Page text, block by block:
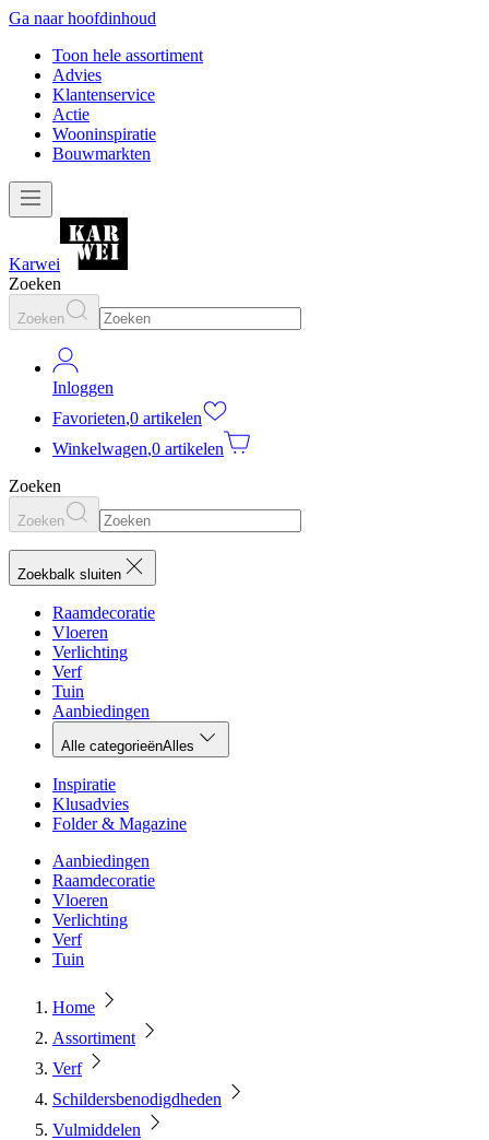
Ga naar hoofdinhoud
Toon hele assortiment
Advies
Klantenservice
Actie
Wooninspiratie
Bouwmarkten
Karwei
Zoeken
Zoeken
Inloggen
Favorieten,0 artikelen
Winkelwagen,0 artikelen
Zoeken
Zoeken
Zoekbalk sluiten
Raamdecoratie
Vloeren
Verlichting
Verf
Tuin
Aanbiedingen
Alle categorieënAlles
Inspiratie
Klusadvies
Folder & Magazine
Aanbiedingen
Raamdecoratie
Vloeren
Verlichting
Verf
Tuin
Home
Assortiment
Verf
Schildersbenodigdheden
Vulmiddelen